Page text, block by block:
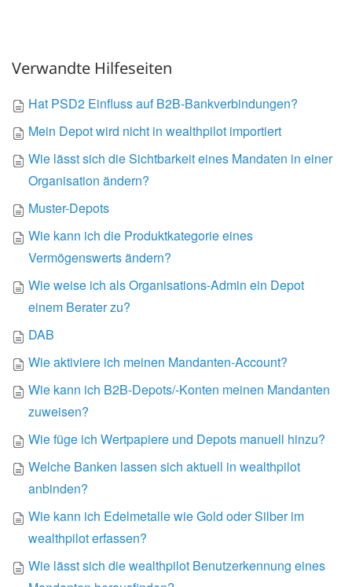
Verwandte Hilfeseiten
Hat PSD2 Einfluss auf B2B-Bankverbindungen?
Mein Depot wird nicht in wealthpilot importiert
Wie lässt sich die Sichtbarkeit eines Mandaten in einer
Organisation ändern?
Muster-Depots
Wie kann ich die Produktkategorie eines
Vermögenswerts ändern?
Wie weise ich als Organisations-Admin ein Depot
einem Berater zu?
DAB
Wie aktiviere ich meinen Mandanten-Account?
Wie kann ich B2B-Depots/-Konten meinen Mandanten
zuweisen?
Wie füge ich Wertpapiere und Depots manuell hinzu?
Welche Banken lassen sich aktuell in wealthpilot
anbinden?
Wie kann ich Edelmetalle wie Gold oder Silber im
wealthpilot erfassen?
Wie lässt sich die wealthpilot Benutzerkennung eines